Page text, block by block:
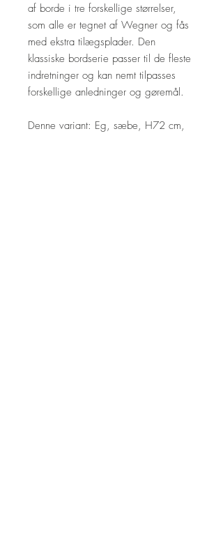
af borde i tre forskellige størrelser,
som alle er tegnet af Wegner og fås
med ekstra tilægsplader. Den
klassiske bordserie passer til de fleste
indretninger og kan nemt tilpasses
forskellige anledninger og gøremål.
Denne variant: Eg, sæbe, H72 cm,